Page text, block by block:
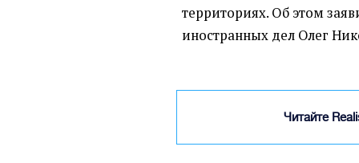
территориях. Об этом
иностранных дел Олег
Читайте